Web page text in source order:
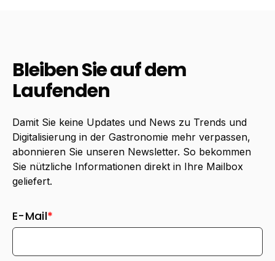
Bleiben Sie auf dem
Laufenden
Damit Sie keine Updates und News zu Trends und
Digitalisierung in der Gastronomie mehr verpassen,
abonnieren Sie unseren Newsletter. So bekommen
Sie nützliche Informationen direkt in Ihre Mailbox
geliefert.
E-Mail*